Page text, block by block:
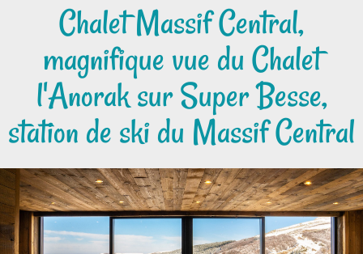
Chalet Massif Central,
magnifique vue du Chalet
l'Anorak sur Super Besse,
station de ski du Massif Central